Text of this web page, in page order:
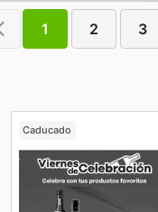
1 2 3
Caducado